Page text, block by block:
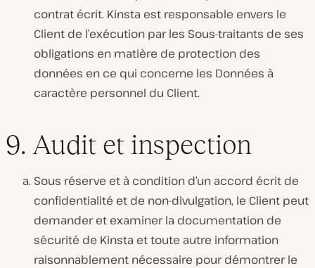
contrat écrit. Kinsta est responsable envers le
Client de l’exécution par les Sous-traitants de ses
obligations en matière de protection des
données en ce qui concerne les Données à
caractère personnel du Client.
9. Audit et inspection
Sous réserve et à condition d’un accord écrit de
confidentialité et de non-divulgation, le Client peut
demander et examiner la documentation de
sécurité de Kinsta et toute autre information
raisonnablement nécessaire pour démontrer le